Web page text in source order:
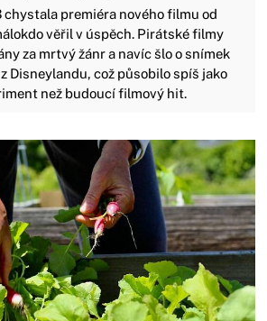
chystala premiéra nového filmu od
věřil v úspěch. Pirátské filmy
za mrtvý žánr a navíc šlo o snímek
Disneylandu, což působilo spíš jako
než budoucí filmový hit.